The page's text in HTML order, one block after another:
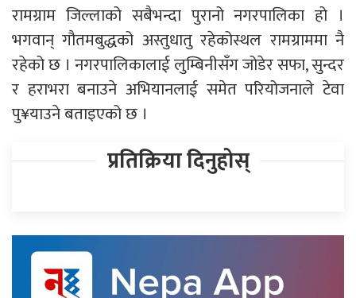
रामग्राम जिल्लाको सबैभन्दा पुरानो नगरपालिका हो ।
भगवान् गौतमबुद्धको अस्तुधातु रहेकोस्थल रामग्राममा नै
रहेको छ । नगरपालिकालाई लुम्बिनीसँग जोडेर सफा, सुन्दर
र हराभरा बनाउने अभियानलाई समेत परियोजनाले टेवा
पु¥याउने बताइएको छ ।
प्रतिक्रिया दिनुहोस्